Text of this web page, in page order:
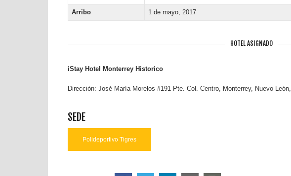
Arribo 1 de mayo, 2017
HOTEL ASIGNADO
iStay Hotel Monterrey Historico
Dirección: José María Morelos #191 Pte. Col. Centro, Monterrey, Nuevo
SEDE
Polideportivo Tigres